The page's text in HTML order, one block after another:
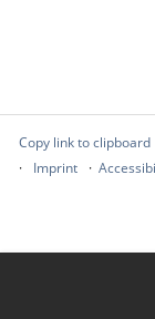
Copy link to clipboard
Imprint